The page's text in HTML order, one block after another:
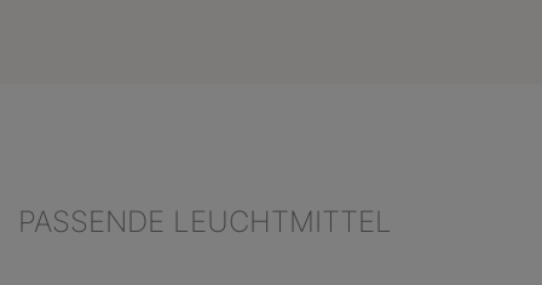
PASSENDE LEUCHTMITTEL